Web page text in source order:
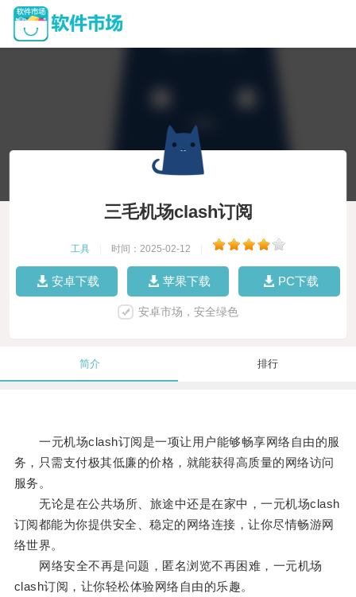
三毛机场clash订阅
工具 时间：2025-02-12
安卓下载 苹果下载 PC下载
安卓市场，安全绿色
简介 排行
一元机场clash订阅是一项让用户能够畅享网络自由的服
务，只需支付极其低廉的价格，就能获得高质量的网络访问
服务。
无论是在公共场所、旅途中还是在家中，一元机场clash
订阅都能为你提供安全、稳定的网络连接，让你尽情畅游网
络世界。
网络安全不再是问题，匿名浏览不再困难，一元机场
clash订阅，让你轻松体验网络自由的乐趣。